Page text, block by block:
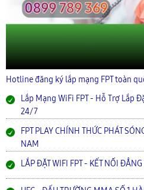
Hotline đăng ký lắp mạng FPT toàn
Lắp Mạng WiFi FPT - Hỗ Trợ Lắp
24/7
FPT PLAY CHÍNH THỨC PHÁT
NAM
LẮP ĐẶT WIFI FPT - KẾT NỐI ĐẲNG